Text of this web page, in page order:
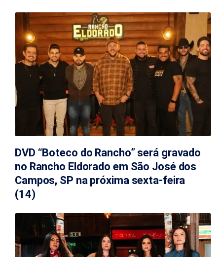
DVD “Boteco do Rancho” será gravado
no Rancho Eldorado em São José dos
Campos, SP na próxima sexta-feira
(14)